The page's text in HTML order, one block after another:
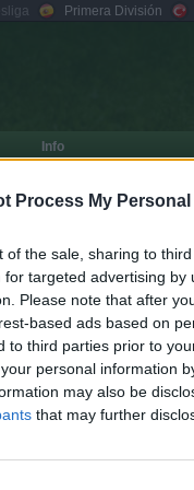
Process My
of the sale, sharing to
targeted advertising
Please note that after
based ads based on
to third parties prior to
personal information
may also be
that may further
Primera División
Info
avanzada